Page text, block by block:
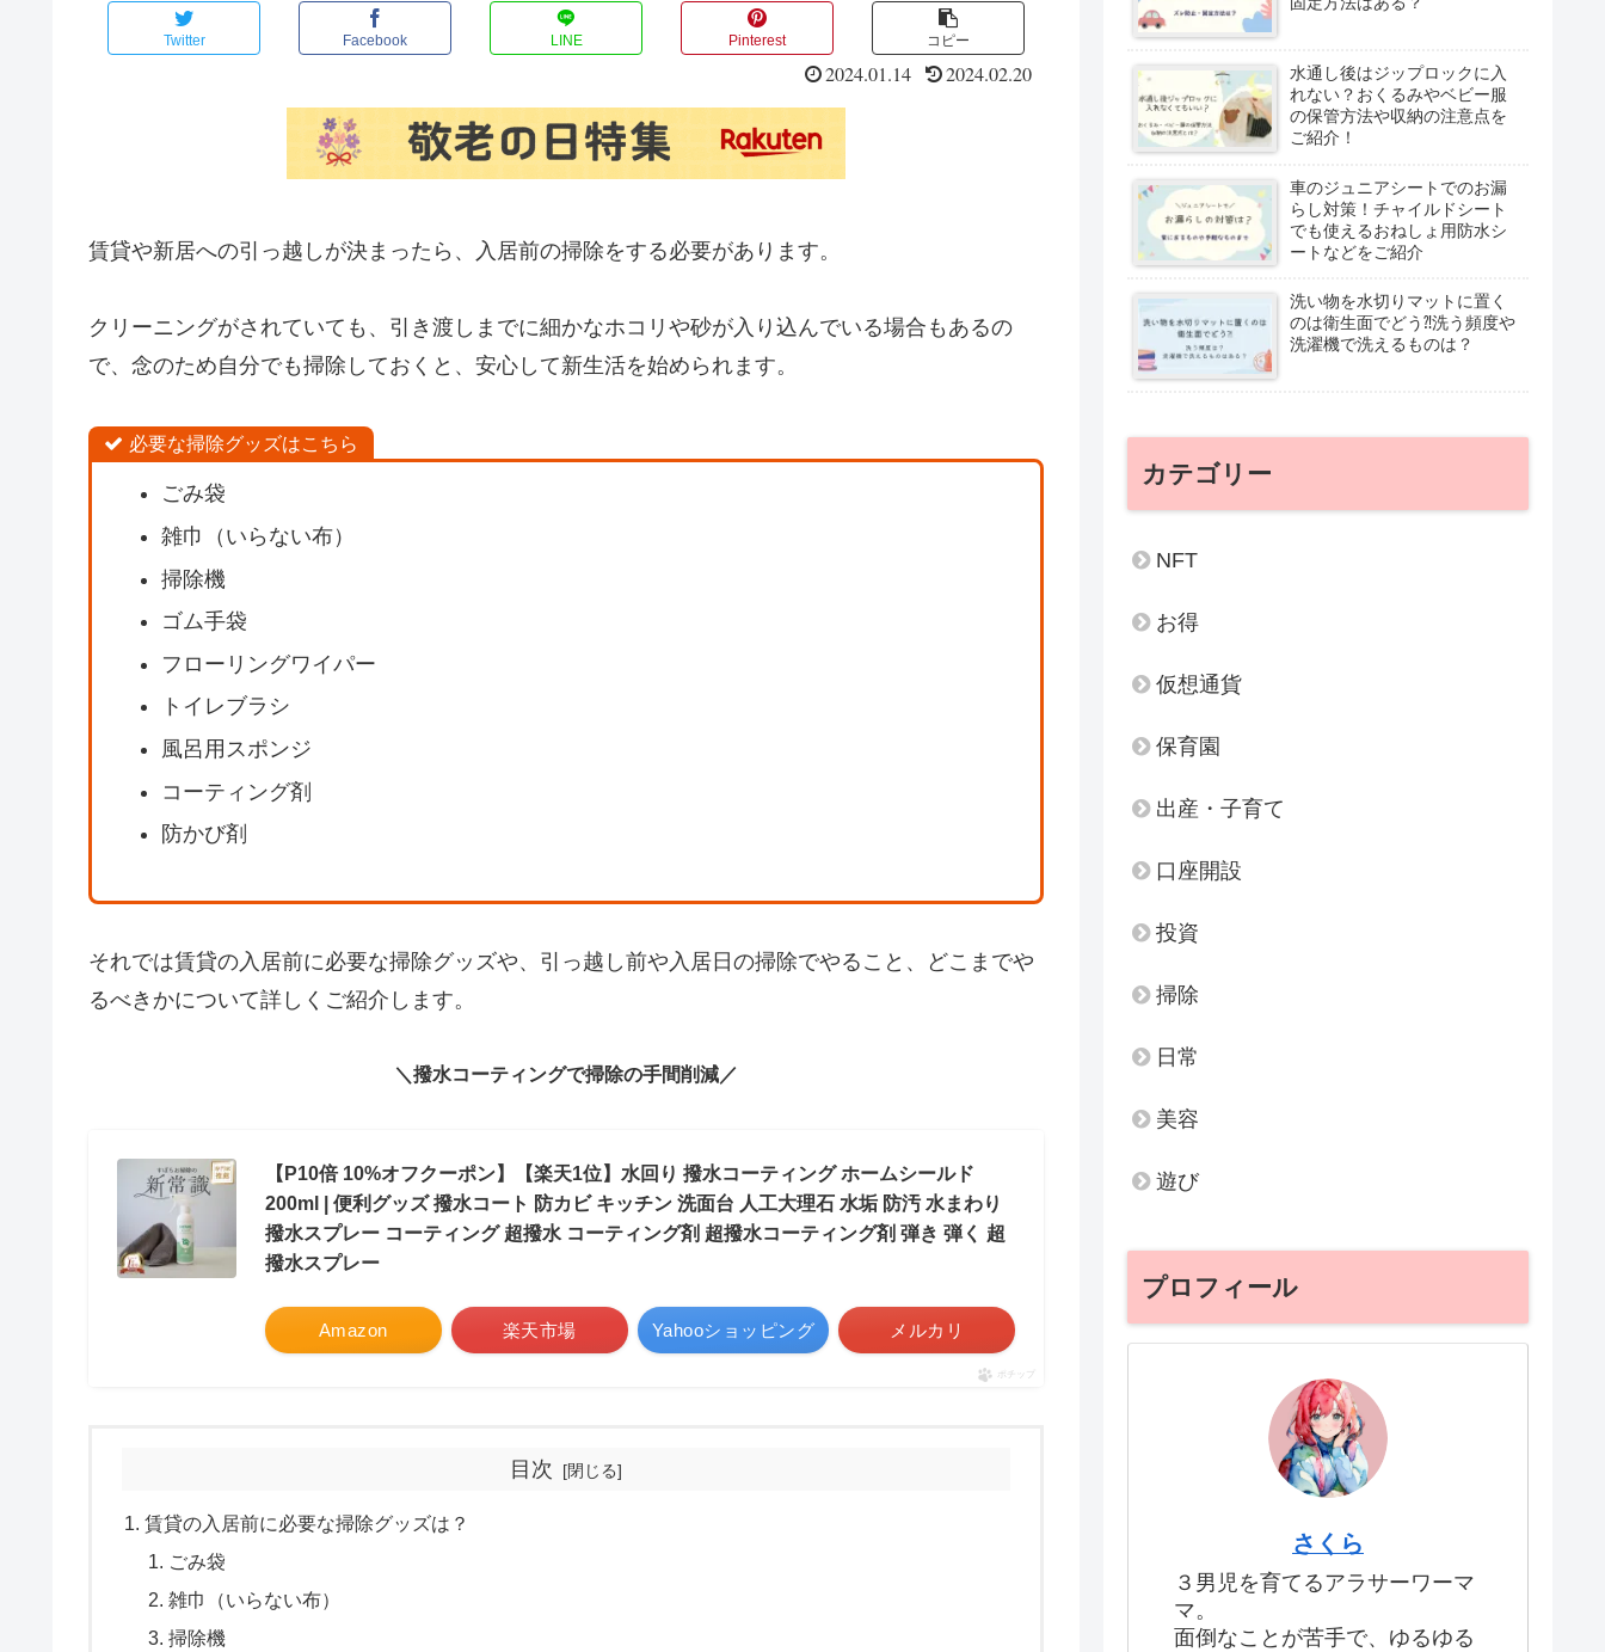
Twitter Facebook LINE Pinterest コピー
2024.01.14 2024.02.20
賃貸や新居への引っ越しが決まったら、入居前の掃除をする必要があります。
クリーニングがされていても、引き渡しまでに細かなホコリや砂が入り込んでいる場合もあるの
で、念のため自分でも掃除しておくと、安心して新生活を始められます。
必要な掃除グッズはこちら
ごみ袋
雑巾（いらない布）
掃除機
ゴム手袋
フローリングワイパー
トイレブラシ
風呂用スポンジ
コーティング剤
防かび剤
それでは賃貸の入居前に必要な掃除グッズや、引っ越し前や入居日の掃除でやること、どこまでや
るべきかについて詳しくご紹介します。
＼撥水コーティングで掃除の手間削減／
【P10倍 10%オフクーポン】【楽天1位】水回り 撥水コーティング ホームシールド
200ml | 便利グッズ 撥水コート 防カビ キッチン 洗面台 人工大理石 水垢 防汚 水まわり
撥水スプレー コーティング 超撥水 コーティング剤 超撥水コーティング剤 弾き 弾く 超
撥水スプレー
Amazon 楽天市場 Yahooショッピング メルカリ
ポチップ
目次
賃貸の入居前に必要な掃除グッズは？
ごみ袋
雑巾（いらない布）
掃除機
水通し後はジップロックに入
れない？おくるみやベビー服
の保管方法や収納の注意点を
ご紹介！
車のジュニアシートでのお漏
らし対策！チャイルドシート
でも使えるおねしょ用防水シ
ートなどをご紹介
洗い物を水切りマットに置く
のは衛生面でどう⁈洗う頻度や
洗濯機で洗えるものは？
カテゴリー
NFT
お得
仮想通貨
保育園
出産・子育て
口座開設
投資
掃除
日常
美容
遊び
プロフィール
さくら
３男児を育てるアラサーワーマ
マ。
面倒なことが苦手で、ゆるゆる